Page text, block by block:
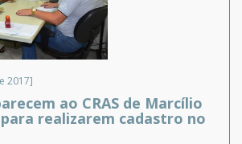
2017]
ao CRAS de Marcílio
realizarem cadastro no